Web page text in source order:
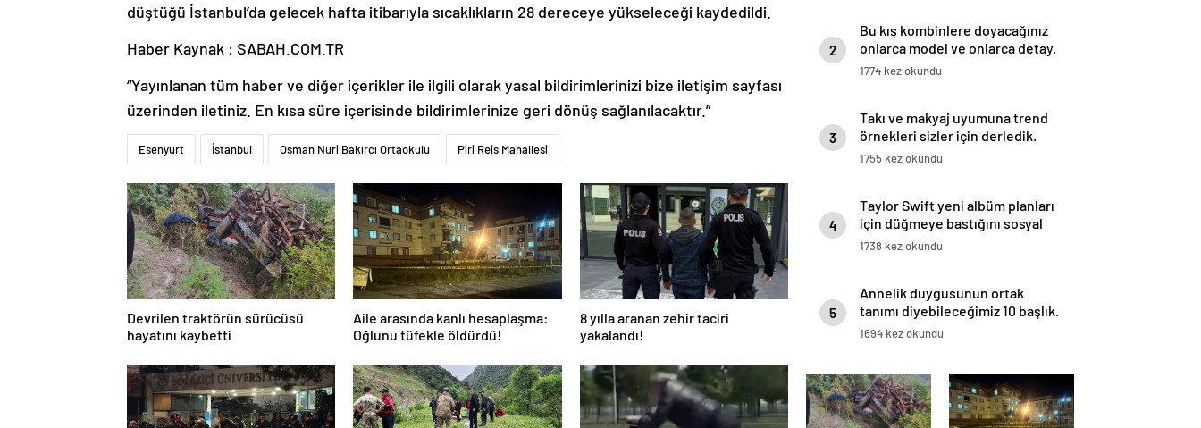
düştüğü İstanbul’da gelecek hafta itibarıyla sıcaklıkların 28 dereceye yükseleceği kaydedildi.
Haber Kaynak : SABAH.COM.TR
“Yayınlanan tüm haber ve diğer içerikler ile ilgili olarak yasal bildirimlerinizi bize iletişim sayfası
üzerinden iletiniz. En kısa süre içerisinde bildirimlerinize geri dönüş sağlanılacaktır.”
Esenyurt İstanbul Osman Nuri Bakırcı Ortaokulu Piri Reis Mahallesi
Devrilen traktörün sürücüsü
hayatını kaybetti
Aile arasında kanlı hesaplaşma:
Oğlunu tüfekle öldürdü!
8 yılla aranan zehir taciri
yakalandı!
2
Bu kış kombinlere doyacağınız
onlarca model ve onlarca detay.
1774 kez okundu
3
Takı ve makyaj uyumuna trend
örnekleri sizler için derledik.
1755 kez okundu
4
Taylor Swift yeni albüm planları
için düğmeye bastığını sosyal
medyadan duyurdu!
1738 kez okundu
5
Annelik duygusunun ortak
tanımı diyebileceğimiz 10 başlık.
1694 kez okundu